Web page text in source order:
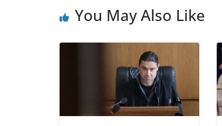
You May Also Like